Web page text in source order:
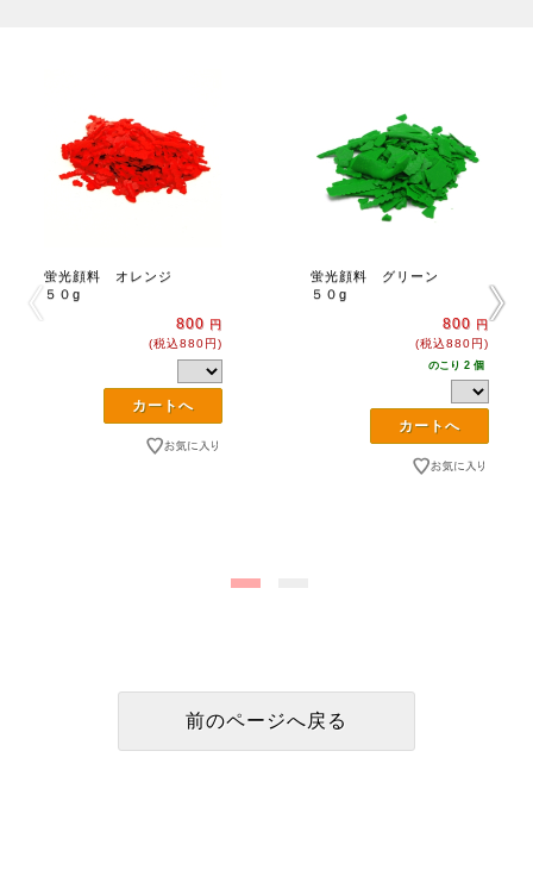
蛍光顔料 オレンジ
５０g
800 円
(税込880円)
蛍光顔料 グリーン
５０g
800 円
(税込880円)
のこり 2 個